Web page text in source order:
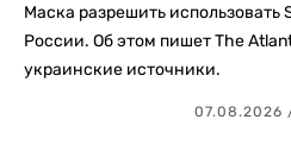
Маска разрешить использовать
России. Об этом пишет The
украинские источники.
07.08.2026